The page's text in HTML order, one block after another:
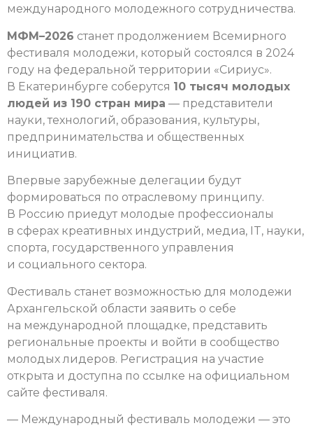
международного молодежного сотрудничества.
МФМ–2026 станет продолжением Всемирного
фестиваля молодежи, который состоялся в 2024
году на федеральной территории «Сириус».
В Екатеринбурге соберутся 10 тысяч молодых
людей из 190 стран мира — представители
науки, технологий, образования, культуры,
предпринимательства и общественных
инициатив.
Впервые зарубежные делегации будут
формироваться по отраслевому принципу.
В Россию приедут молодые профессионалы
в сферах креативных индустрий, медиа, IT, науки,
спорта, государственного управления
и социального сектора.
Фестиваль станет возможностью для молодежи
Архангельской области заявить о себе
на международной площадке, представить
региональные проекты и войти в сообщество
молодых лидеров. Регистрация на участие
открыта и доступна по ссылке на официальном
сайте фестиваля.
— Международный фестиваль молодежи — это